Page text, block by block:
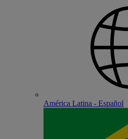
América Latina - Español